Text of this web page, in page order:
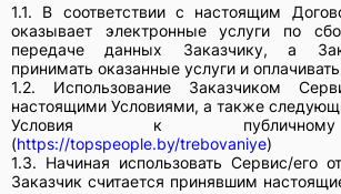
1.1. В соответствии с настоящим
оказывает электронные услуги по
передаче данных Заказчику, а
принимать оказанные услуги и
1.2. Использование Заказчиком
настоящими Условиями, а также
Условия к
(https://topspeople.by/trebovaniye)
1.3. Начиная использовать Сервис/его
Заказчик считается принявшим
Добавить фото
Заказать
Я согласен с условиямиобработки данных